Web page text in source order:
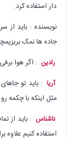
دار استفاده کرد.
نویسنده : باید از
جاده ها نمک
رادین : اگر هوا
آریا : باید تو
مثل اینکه با چکمه
ناشناس : باید از
استفاده کنیم علاوه